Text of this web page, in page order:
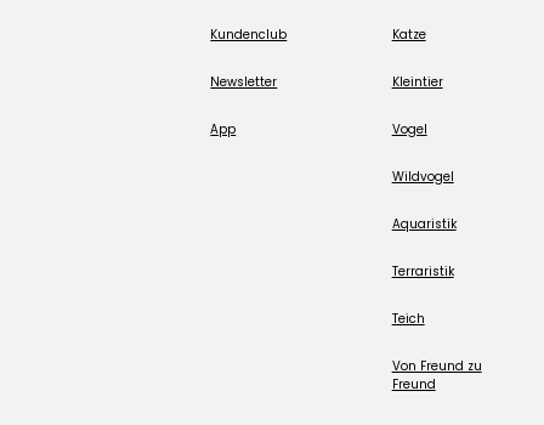
Kundenclub
Newsletter
App
Katze
Kleintier
Vogel
Wildvogel
Aquaristik
Terraristik
Teich
Von Freund zu
Freund